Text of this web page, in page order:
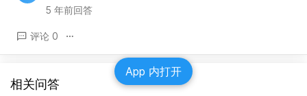
5 年前回答
评论 0
相关问答
App 内打开